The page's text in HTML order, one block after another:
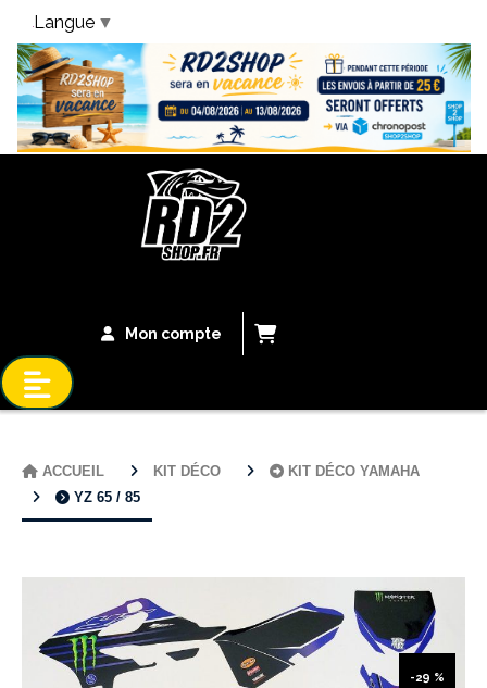
Bandeau Vacances
Mon compte
ACCUEIL KIT DÉCO
KIT DÉCO YAMAHA
YZ 65 / 85
-29 %
Langue ▼